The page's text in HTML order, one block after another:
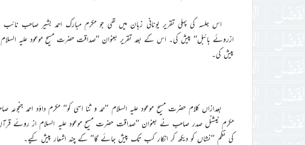
اس جلسہ کی پہلی تقریر یونانی زبان میں تھی جو مکرم مبارک احمد بشیر صاحب
ازروئے بائبل‘‘ پیش کی۔ اس کے بعد تقریر بعنوان ’’صداقت حضرت مسیح موعود علیہ
پیش کی۔
بعدازاں کلام حضرت مسیح موعود علیہ السلام ’’حمد و ثنا اسی کو‘‘ مکرم داؤد احمد
مکرم نیشنل صدر صاحب نے بعنوان ’’صداقت حضرت مسیح موعود علیہ السلام از روئے
کی نظم ’’نشاں کو دیکھ کر انکار کب تک پیش جائے گا‘‘ کے چند اشعار پیش کیے۔